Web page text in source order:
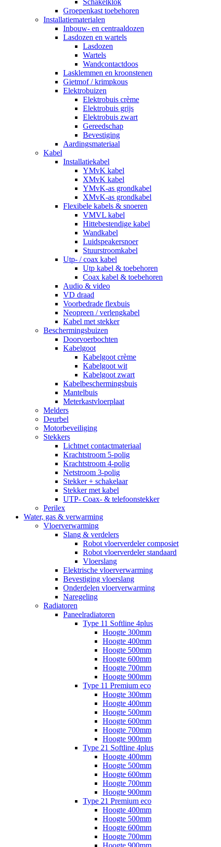
Schakelklok
Groepenkast toebehoren
Installatiematerialen
Inbouw- en centraaldozen
Lasdozen en wartels
Lasdozen
Wartels
Wandcontactdoos
Lasklemmen en kroonstenen
Gietmof / krimpkous
Elektrobuizen
Elektrobuis crème
Elektrobuis grijs
Elektrobuis zwart
Gereedschap
Bevestiging
Aardingsmateriaal
Kabel
Installatiekabel
YMvK kabel
XMvK kabel
YMvK-as grondkabel
XMvK-as grondkabel
Flexibele kabels & snoeren
VMVL kabel
Hittebestendige kabel
Wandkabel
Luidspeakersnoer
Stuurstroomkabel
Utp- / coax kabel
Utp kabel & toebehoren
Coax kabel & toebehoren
Audio & video
VD draad
Voorbedrade flexbuis
Neopreen / verlengkabel
Kabel met stekker
Beschermingsbuizen
Doorvoerbochten
Kabelgoot
Kabelgoot crème
Kabelgoot wit
Kabelgoot zwart
Kabelbeschermingsbuis
Mantelbuis
Meterkastvloerplaat
Melders
Deurbel
Motorbeveiliging
Stekkers
Lichtnet contactmateriaal
Krachtstroom 5-polig
Krachtstroom 4-polig
Netstroom 3-polig
Stekker + schakelaar
Stekker met kabel
UTP- Coax- & telefoonstekker
Perilex
Water, gas & verwarming
Vloerverwarming
Slang & verdelers
Robot vloerverdeler composiet
Robot vloerverdeler standaard
Vloerslang
Elektrische vloerverwarming
Bevestiging vloerslang
Onderdelen vloerverwarming
Naregeling
Radiatoren
Paneelradiatoren
Type 11 Softline 4plus
Hoogte 300mm
Hoogte 400mm
Hoogte 500mm
Hoogte 600mm
Hoogte 700mm
Hoogte 900mm
Type 11 Premium eco
Hoogte 300mm
Hoogte 400mm
Hoogte 500mm
Hoogte 600mm
Hoogte 700mm
Hoogte 900mm
Type 21 Softline 4plus
Hoogte 400mm
Hoogte 500mm
Hoogte 600mm
Hoogte 700mm
Hoogte 900mm
Type 21 Premium eco
Hoogte 400mm
Hoogte 500mm
Hoogte 600mm
Hoogte 700mm
Hoogte 900mm